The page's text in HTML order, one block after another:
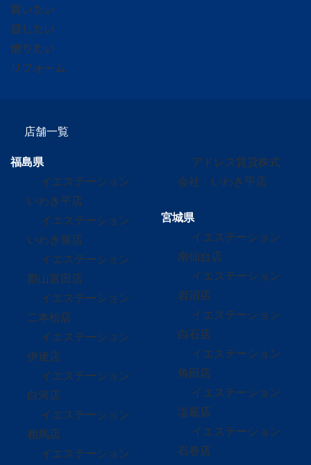
買いたい
貸したい
借りたい
リフォーム
店舗一覧
福島県
イエステーション
いわき平店
イエステーション
いわき泉店
イエステーション
郡山富田店
イエステーション
二本松店
イエステーション
伊達店
イエステーション
白河店
イエステーション
相馬店
イエステーション
アドレス賃貸株式
会社 いわき平店
宮城県
イエステーション
南仙台店
イエステーション
岩沼店
イエステーション
白石店
イエステーション
角田店
イエステーション
塩竈店
イエステーション
石巻店